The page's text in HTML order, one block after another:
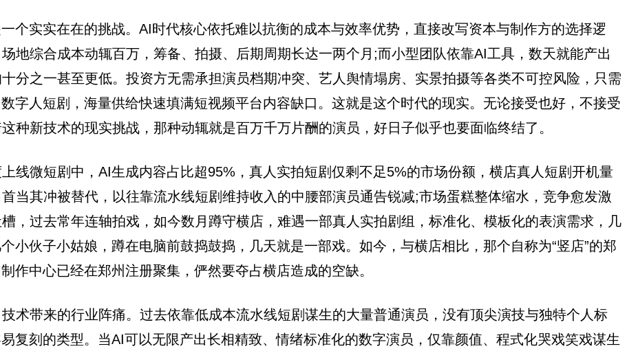
个实实在在的挑战。AI时代核心依托难以抗衡的成本与效率优势，直接改写资本与制作方的选择逻
地综合成本动辄百万，筹备、拍摄、后期周期长达一两个月;而小型团队依靠AI工具，数天就能产出
分之一甚至更低。投资方无需承担演员档期冲突、艺人舆情塌房、实景拍摄等各类不可控风险，只需
字人短剧，海量供给快速填满短视频平台内容缺口。这就是这个时代的现实。无论接受也好，不接受
种新技术的现实挑战，那种动辄就是百万千万片酬的演员，好日子似乎也要面临终结了。
线微短剧中，AI生成内容占比超95%，真人实拍短剧仅剩不足5%的市场份额，横店真人短剧开机量
当其冲被替代，以往靠流水线短剧维持收入的中腰部演员通告锐减;市场蛋糕整体缩水，竞争愈发激
，过去常年连轴拍戏，如今数月蹲守横店，难遇一部真人实拍剧组，标准化、模板化的表演需求，几
小伙子小姑娘，蹲在电脑前鼓捣鼓捣，几天就是一部戏。如今，与横店相比，那个自称为“竖店”的郑
作中心已经在郑州注册聚集，俨然要夺占横店造成的空缺。
术带来的行业阵痛。过去依靠低成本流水线短剧谋生的大量普通演员，没有顶尖演技与独特个人标
复刻的类型。当AI可以无限产出长相精致、情绪标准化的数字演员，仅靠颜值、程式化哭戏笑戏谋生